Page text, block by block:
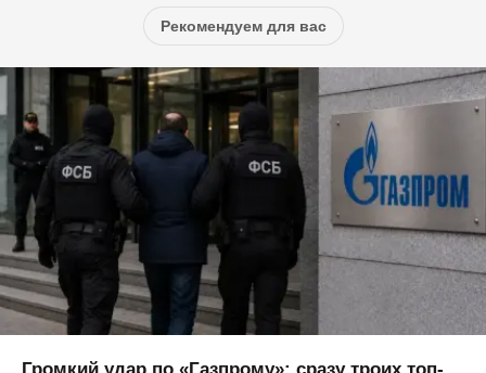
Рекомендуем для вас
Громкий удар по «Газпрому»: сразу троих топ-